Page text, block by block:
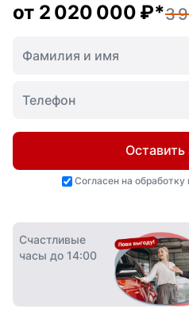
от 2 020 000 ₽*3
Оставить
Согласен на обработку
Счастливые
часы до 14:00